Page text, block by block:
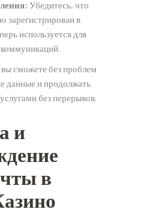
Убедитесь, что
зарегистрирован в
используется для
сможете без проблем
данные и продолжать
без перерывов.
и
в